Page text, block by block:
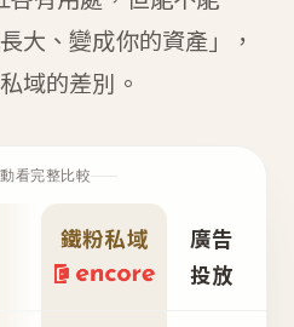
大、變成你的資產」，
域的差別。
看完整比較
鐵粉私域
廣告
投放